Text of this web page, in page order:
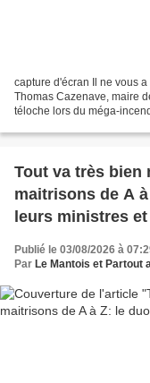
capture d'écran Il ne vous
Thomas Cazenave, maire
téloche lors du méga-
Tout va très bien
maitrisons de A
leurs ministres
Publié le 03/08/2026 à
Par Le Mantois et Partout